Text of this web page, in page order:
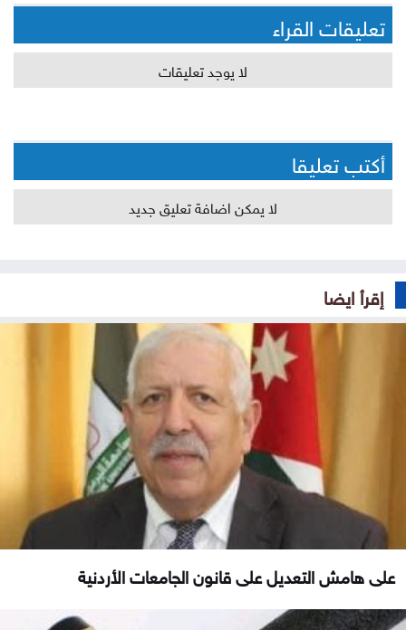
تعليقات القراء
لا يوجد تعليقات
أكتب تعليقا
لا يمكن اضافة تعليق جديد
إقرأ ايضا
على هامش التعديل على قانون الجامعات الأردنية